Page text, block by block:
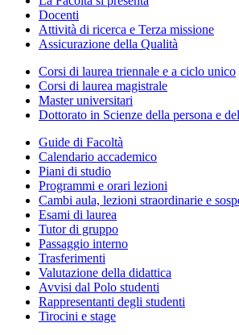
Docenti
Attività di ricerca e Terza missione
Assicurazione della Qualità
Corsi di laurea triennale e a ciclo unico
Corsi di laurea magistrale
Master universitari
Dottorato in Scienze della persona e
Guide di Facoltà
Calendario accademico
Piani di studio
Programmi e orari lezioni
Cambi aula, lezioni straordinarie e
Esami di laurea
Tutor di gruppo
Passaggio interno
Trasferimenti
Valutazione della didattica
Avvisi dal Polo studenti
Rappresentanti degli studenti
Tirocini e stage